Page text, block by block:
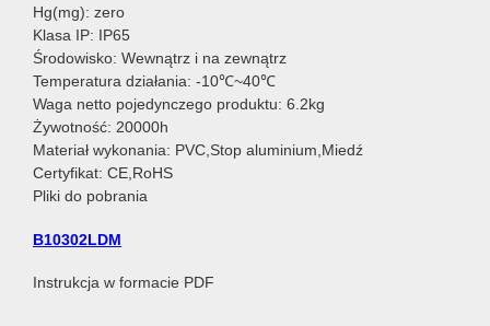
Hg(mg): zero
Klasa IP: IP65
Środowisko: Wewnątrz i na zewnątrz
Temperatura działania: -10℃~40℃
Waga netto pojedynczego produktu: 6.2kg
Żywotność: 20000h
Materiał wykonania: PVC,Stop aluminium,Miedź
Certyfikat: CE,RoHS
Pliki do pobrania
B10302LDM
Instrukcja w formacie PDF